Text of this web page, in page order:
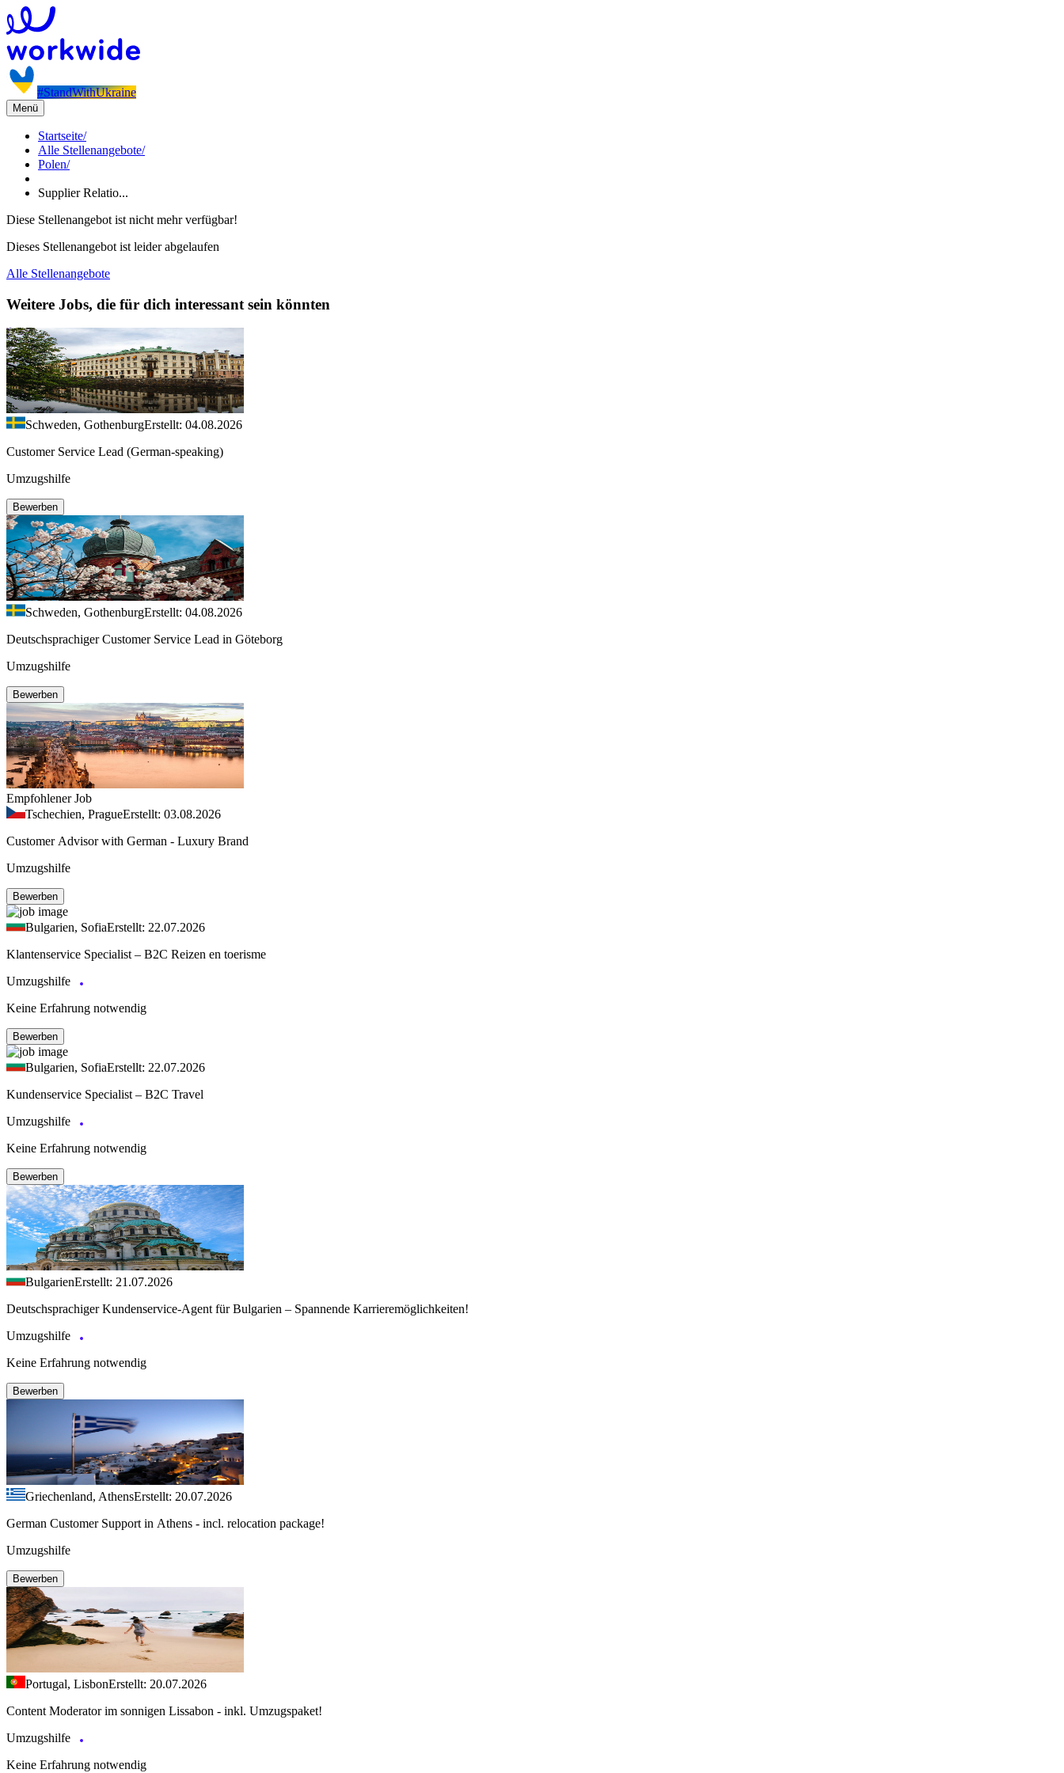
#StandWithUkraine
Menü
Startseite/
Alle Stellenangebote/
Polen/
Supplier Relatio...
Diese Stellenangebot ist nicht mehr verfügbar!
Dieses Stellenangebot ist leider abgelaufen
Alle Stellenangebote
Weitere Jobs, die für dich interessant sein könnten
Schweden, GothenburgErstellt: 04.08.2026
Customer Service Lead (German-speaking)
Umzugshilfe
Bewerben
Schweden, GothenburgErstellt: 04.08.2026
Deutschsprachiger Customer Service Lead in Göteborg
Umzugshilfe
Bewerben
Empfohlener Job
Tschechien, PragueErstellt: 03.08.2026
Customer Advisor with German - Luxury Brand
Umzugshilfe
Bewerben
Bulgarien, SofiaErstellt: 22.07.2026
Klantenservice Specialist – B2C Reizen en toerisme
Umzugshilfe
Keine Erfahrung notwendig
Bewerben
Bulgarien, SofiaErstellt: 22.07.2026
Kundenservice Specialist – B2C Travel
Umzugshilfe
Keine Erfahrung notwendig
Bewerben
BulgarienErstellt: 21.07.2026
Deutschsprachiger Kundenservice-Agent für Bulgarien – Spannende Karrieremöglichkeiten!
Umzugshilfe
Keine Erfahrung notwendig
Bewerben
Griechenland, AthensErstellt: 20.07.2026
German Customer Support in Athens - incl. relocation package!
Umzugshilfe
Bewerben
Portugal, LisbonErstellt: 20.07.2026
Content Moderator im sonnigen Lissabon - inkl. Umzugspaket!
Umzugshilfe
Keine Erfahrung notwendig